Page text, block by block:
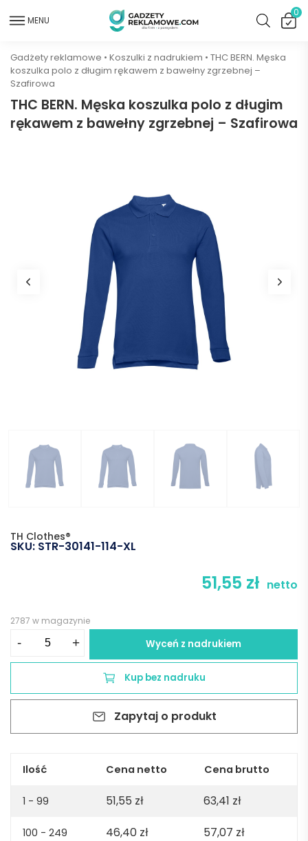
MENU
0
Gadżety reklamowe • Koszulki z nadrukiem • THC BERN. Męska
koszulka polo z długim rękawem z bawełny zgrzebnej –
Szafirowa
THC BERN. Męska koszulka polo z długim
rękawem z bawełny zgrzebnej – Szafirowa
TH Clothes®
SKU: STR-30141-114-XL
51,55 zł netto
2787 w magazynie
-
koszulka
z
rękawem
bawełny
+ Wyceń z nadrukiem
Kup bez nadruku
Zapytaj o produkt
Ilość Cena netto Cena brutto
1 - 99 51,55 zł 63,41 zł
100 - 249 46,40 zł 57,07 zł